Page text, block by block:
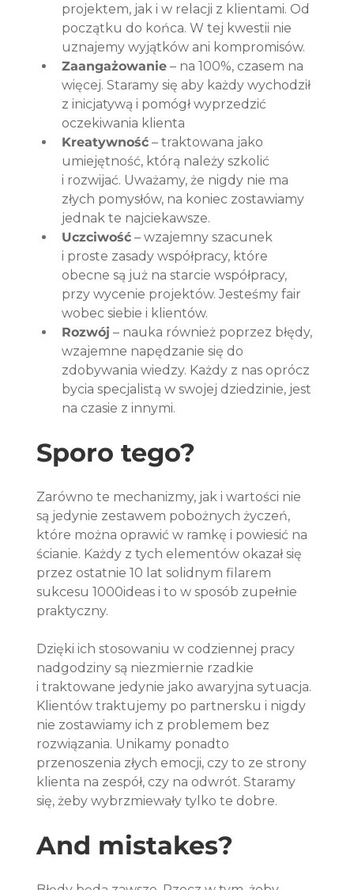
projektem, jak i w relacji z klientami. Od
początku do końca. W tej kwestii nie
uznajemy wyjątków ani kompromisów.
Zaangażowanie – na 100%, czasem na
więcej. Staramy się aby każdy wychodził
z inicjatywą i pomógł wyprzedzić
oczekiwania klienta
Kreatywność – traktowana jako
umiejętność, którą należy szkolić
i rozwijać. Uważamy, że nigdy nie ma
złych pomysłów, na koniec zostawiamy
jednak te najciekawsze.
Uczciwość – wzajemny szacunek
i proste zasady współpracy, które
obecne są już na starcie współpracy,
przy wycenie projektów. Jesteśmy fair
wobec siebie i klientów.
Rozwój – nauka również poprzez błędy,
wzajemne napędzanie się do
zdobywania wiedzy. Każdy z nas oprócz
bycia specjalistą w swojej dziedzinie, jest
na czasie z innymi.
Sporo tego?
Zarówno te mechanizmy, jak i wartości nie
są jedynie zestawem pobożnych życzeń,
które można oprawić w ramkę i powiesić na
ścianie. Każdy z tych elementów okazał się
przez ostatnie 10 lat solidnym filarem
sukcesu 1000ideas i to w sposób zupełnie
praktyczny.
Dzięki ich stosowaniu w codziennej pracy
nadgodziny są niezmiernie rzadkie
i traktowane jedynie jako awaryjna sytuacja.
Klientów traktujemy po partnersku i nigdy
nie zostawiamy ich z problemem bez
rozwiązania. Unikamy ponadto
przenoszenia złych emocji, czy to ze strony
klienta na zespół, czy na odwrót. Staramy
się, żeby wybrzmiewały tylko te dobre.
And mistakes?